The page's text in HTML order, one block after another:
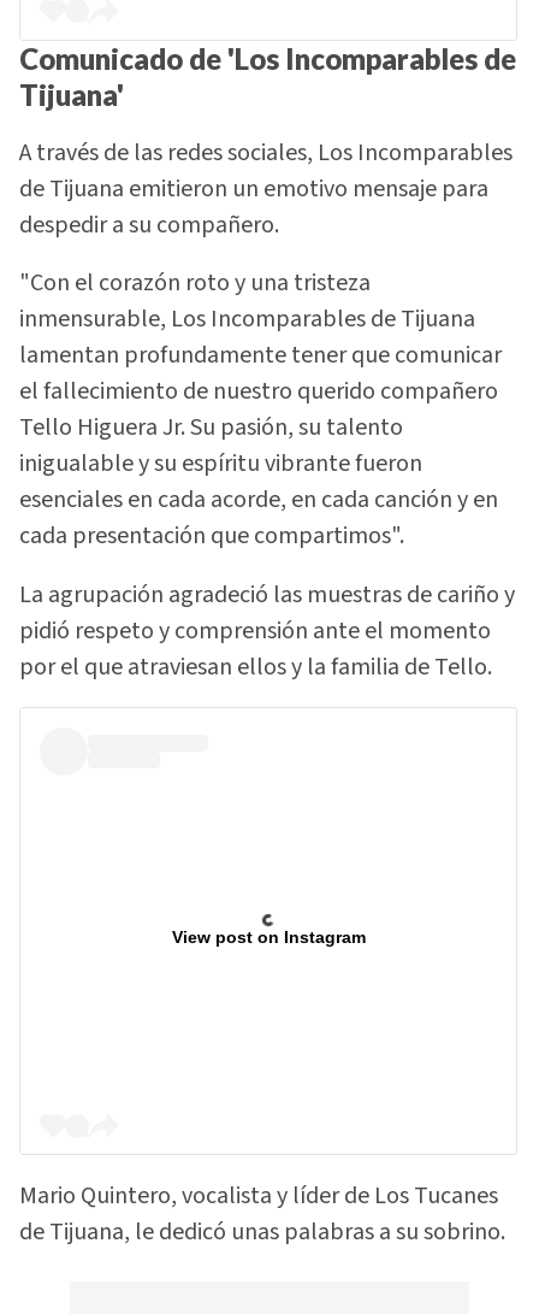
Comunicado de 'Los Incomparables de
Tijuana'
A través de las redes sociales, Los Incomparables
de Tijuana emitieron un emotivo mensaje para
despedir a su compañero.
"Con el corazón roto y una tristeza
inmensurable, Los Incomparables de Tijuana
lamentan profundamente tener que comunicar
el fallecimiento de nuestro querido compañero
Tello Higuera Jr. Su pasión, su talento
inigualable y su espíritu vibrante fueron
esenciales en cada acorde, en cada canción y en
cada presentación que compartimos".
La agrupación agradeció las muestras de cariño y
pidió respeto y comprensión ante el momento
por el que atraviesan ellos y la familia de Tello.
View post on Instagram
Mario Quintero, vocalista y líder de Los Tucanes
de Tijuana, le dedicó unas palabras a su sobrino.